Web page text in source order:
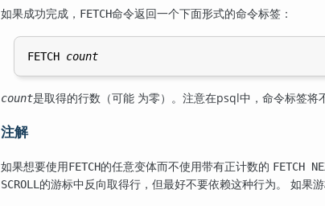
如果成功完成， FETCH命令返回一个下面形式的命令标签：
FETCH count
count是取得的行数（可能 为零）。注意在psql中，命令标签将
注解
如果想要使用FETCH的任意变体而不使用带有正计数的 FETCH
SCROLL 的游标中反向取得行，但最好不要依赖这种行为。 如果